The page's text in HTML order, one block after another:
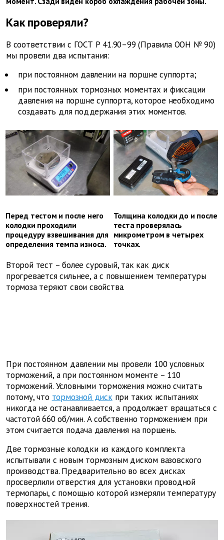
Как проверяли?
В соответствии с ГОСТ Р 41.90–99 (Правила ООН № 90)
мы провели два испытания:
при постоянном давлении на поршне суппорта;
при постоянных тормозных моментах и фиксации
давления на поршне суппорта, которое необходимо
создавать для поддержания этих моментов.
Перед тестом и после него
колодки проходили
процедуру взвешивания для
определения темпа износа.
Толщина колодки до и после
теста проверялась
микрометром в четырех
точках.
Второй тест – более суровый, так как диск
прогревается сильнее, а с повышением температуры
тормоза теряют свои свойства.
При постоянном давлении мы провели 100 условных
торможений, а при постоянном моменте – 110
торможений. Условными торможения можно считать
потому, что тормозной дискпри таких испытаниях
никогда не останавливается, а продолжает вращаться с
частотой 660 об/мин. А собственно торможением при
этом считается подача давления на поршень.
Две тормозные колодки из каждого комплекта
испытывали с новым тормозным диском вазовского
производства. Предварительно во всех дисках
просверлили отверстия для установки проводной
термопары, с помощью которой измеряли температуру
поверхностей трения.